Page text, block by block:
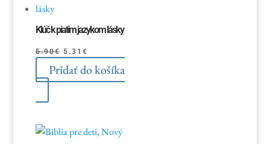
Klúč k piatim jazykom lásky
5.90€ Pôvodná
cena
bola:
5.31 €
cena
je:
Pridať do košíka